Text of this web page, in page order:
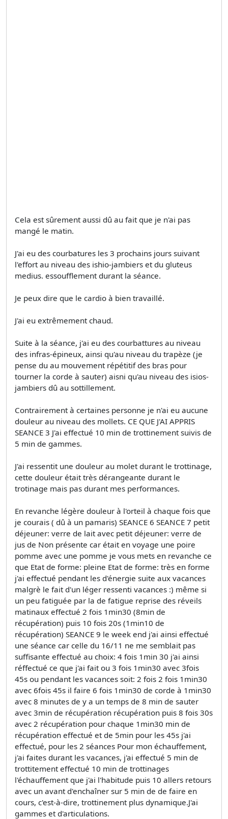
Cela est sûrement aussi dû au fait que je n'ai pas
mangé le matin.
J'ai eu des courbatures les 3 prochains jours suivant
l'effort au niveau des ishio-jambiers et du gluteus
medius. essoufflement durant la séance.
Je peux dire que le cardio à bien travaillé.
J'ai eu extrêmement chaud.
Suite à la séance, j'ai eu des courbattures au niveau
des infras-épineux, ainsi qu'au niveau du trapèze (je
pense du au mouvement répétitif des bras pour
tourner la corde à sauter) aisni qu'au niveau des isios-
jambiers dû au sottillement.
Contrairement à certaines personne je n'ai eu aucune
douleur au niveau des mollets. CE QUE J'AI APPRIS
SEANCE 3 J'ai effectué 10 min de trottinement suivis de
5 min de gammes.
J'ai ressentit une douleur au molet durant le trottinage,
cette douleur était très dérangeante durant le
trotinage mais pas durant mes performances.
En revanche légère douleur à l'orteil à chaque fois que
je courais ( dû à un pamaris) SEANCE 6 SEANCE 7 petit
déjeuner: verre de lait avec petit déjeuner: verre de
jus de Non présente car était en voyage une poire
pomme avec une pomme je vous mets en revanche ce
que Etat de forme: pleine Etat de forme: très en forme
j'ai effectué pendant les d'énergie suite aux vacances
malgrè le fait d'un léger ressenti vacances :) même si
un peu fatiguée par la de fatigue reprise des réveils
matinaux effectué 2 fois 1min30 (8min de
récupération) puis 10 fois 20s (1min10 de
récupération) SEANCE 9 le week end j'ai ainsi effectué
une séance car celle du 16/11 ne me semblait pas
suffisante effectué au choix: 4 fois 1min 30 j'ai ainsi
réffectué ce que j'ai fait ou 3 fois 1min30 avec 3fois
45s ou pendant les vacances soit: 2 fois 2 fois 1min30
avec 6fois 45s il faire 6 fois 1min30 de corde à 1min30
avec 8 minutes de y a un temps de 8 min de sauter
avec 3min de récupération récupération puis 8 fois 30s
avec 2 récupération pour chaque 1min30 min de
récupération effectué et de 5min pour les 45s j'ai
effectué, pour les 2 séances Pour mon échauffement,
j'ai faites durant les vacances, j'ai effectué 5 min de
trottitement effectué 10 min de trottinages
l'échauffement que j'ai l'habitude puis 10 allers retours
avec un avant d'enchaîner sur 5 min de de faire en
cours, c'est-à-dire, trottinement plus dynamique.J'ai
gammes et d'articulations.